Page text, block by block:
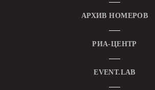
АРХИВ НОМЕРОВ
РИА-ЦЕНТР
EVENT.LAB